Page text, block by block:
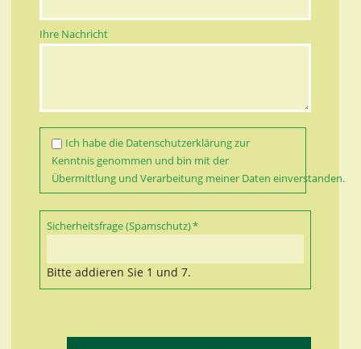
Ihre Nachricht
Ich habe die Datenschutzerklärungzur
Kenntnis genommen und bin mit der
Übermittlung und Verarbeitung meiner Daten einverstanden.
Pflichtfeld
Sicherheitsfrage (Spamschutz)*
Bitte addieren Sie 1 und 7.